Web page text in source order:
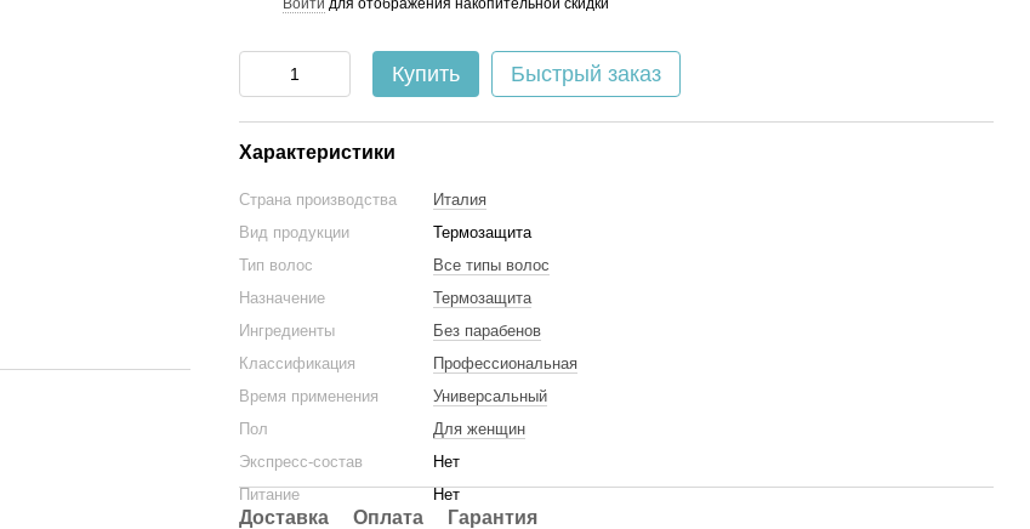
Купить Быстрый заказ
Характеристики
Страна производства
Италия
Вид продукции
Термозащита
Тип волос
Все типы волос
Назначение
Термозащита
Ингредиенты
Без парабенов
Классификация
Профессиональная
Время применения
Универсальный
Пол
Для женщин
Экспресс-состав
Нет
Питание
Нет
Доставка Оплата Гарантия